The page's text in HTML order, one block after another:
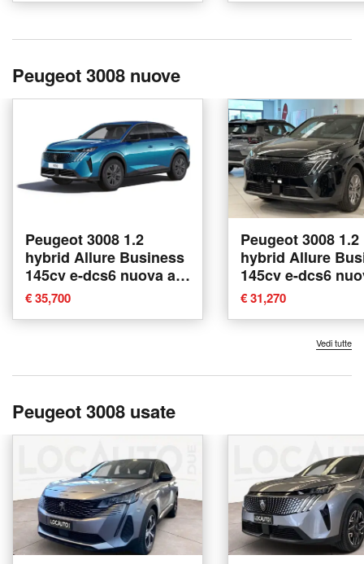
Peugeot 3008 nuove
Peugeot 3008 1.2
hybrid Allure Business
145cv e-dcs6 nuova a
Montagna in Valtellina
€ 35,700
Peugeot 3008 1.2
hybrid Allure
145cv e-dcs6
Montagna in
€ 31,270
Vedi tutte
Peugeot 3008 usate